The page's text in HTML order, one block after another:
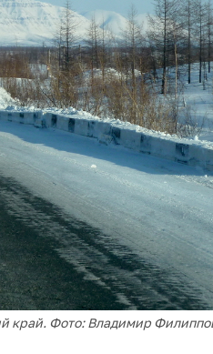
край. Фото: Владимир